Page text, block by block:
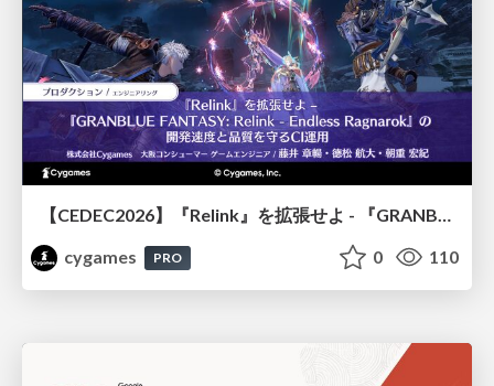
【CEDEC2026】『Relink』を拡張せよ - 『GRANBLUE FANTASY: Relink - Endless Ragnarok』の開発速度と品質を守るCI運用
cygames
PRO 0 110